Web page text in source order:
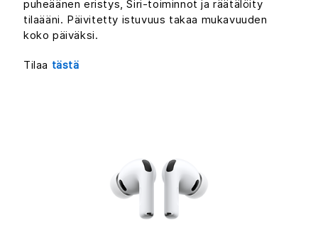
puheäänen eristys, Siri-toiminnot ja räätälöity
tilaääni. Päivitetty istuvuus takaa mukavuuden
koko päiväksi.
Tilaa tästä